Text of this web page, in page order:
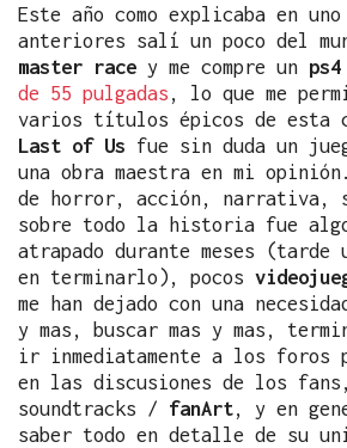
Este año como explicaba en
anteriores salí un poco del
master race y me compre un ps4
de 55 pulgadas , lo que me
varios títulos épicos de esta
Last of Us fue sin duda un
una obra maestra en mi
de horror, acción, narrativa,
sobre todo la historia fue algo
atrapado durante meses (tarde
en terminarlo), pocos
me han dejado con una
y mas, buscar mas y mas,
ir inmediatamente a los foros
en las discusiones de los
soundtracks / fanArt, y en
saber todo en detalle de su